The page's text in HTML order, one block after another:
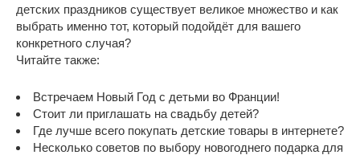
детских праздников существует великое множество и как
выбрать именно тот, который подойдёт для вашего
конкретного случая?
Читайте также:
Встречаем Новый Год с детьми во Франции!
Стоит ли приглашать на свадьбу детей?
Где лучше всего покупать детские товары в интернете?
Несколько советов по выбору новогоднего подарка для